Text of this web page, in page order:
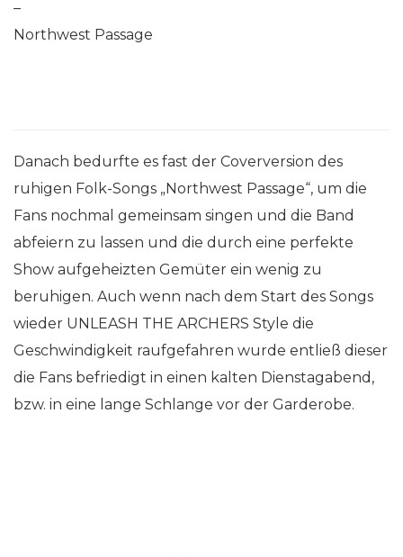
–
Northwest Passage
Danach bedurfte es fast der Coverversion des
ruhigen Folk-Songs „Northwest Passage“, um die
Fans nochmal gemeinsam singen und die Band
abfeiern zu lassen und die durch eine perfekte
Show aufgeheizten Gemüter ein wenig zu
beruhigen. Auch wenn nach dem Start des Songs
wieder UNLEASH THE ARCHERS Style die
Geschwindigkeit raufgefahren wurde entließ dieser
die Fans befriedigt in einen kalten Dienstagabend,
bzw. in eine lange Schlange vor der Garderobe.